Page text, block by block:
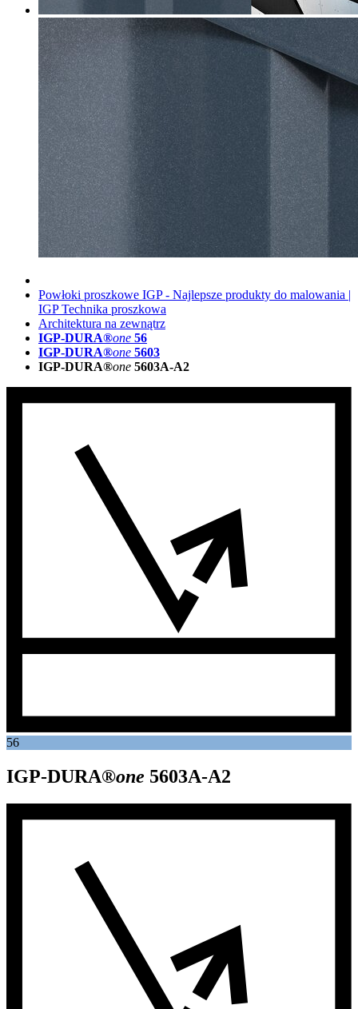
Powłoki proszkowe IGP - Najlepsze produkty do malowania |
IGP Technika proszkowa
Architektura na zewnątrz
IGP-DURA®one 56
IGP-DURA®one 5603
IGP-DURA®one 5603A-A2
56
IGP-DURA®one 5603A-A2